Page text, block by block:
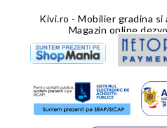
Kivi.ro - Mobilier gradina si
Magazin online